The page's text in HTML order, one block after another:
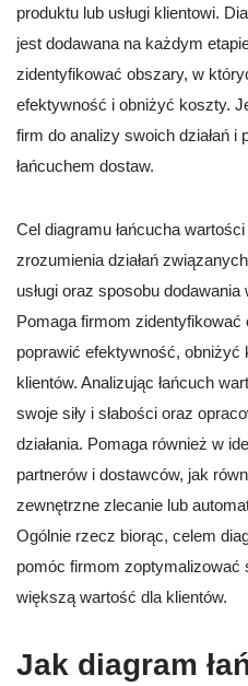
produktu lub usługi klientowi.
jest dodawana na każdym
zidentyfikować obszary, w
efektywność i obniżyć koszty.
firm do analizy swoich działań i
łańcuchem dostaw.
Cel diagramu łańcucha
zrozumienia działań
usługi oraz sposobu
Pomaga firmom
poprawić efektywność,
klientów. Analizując łańcuch
swoje siły i słabości oraz
działania. Pomaga również w
partnerów i dostawców, jak
zewnętrzne zlecanie lub
Ogólnie rzecz biorąc, celem
pomóc firmom zoptymalizować
większą wartość dla klientów.
Jak diagram